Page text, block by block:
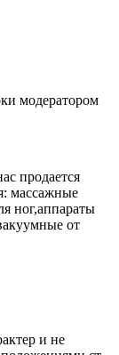
модератором
продается
массажные
ног,аппараты
от
и не